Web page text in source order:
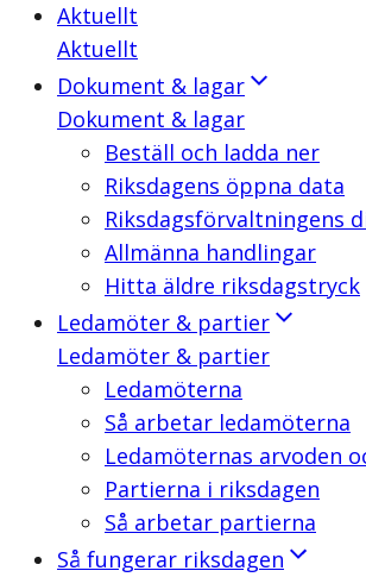
Aktuellt
Aktuellt
Dokument & lagar
Dokument & lagar
Beställ och ladda ner
Riksdagens öppna data
Riksdagsförvaltningens
Allmänna handlingar
Hitta äldre riksdagstryck
Ledamöter & partier
Ledamöter & partier
Ledamöterna
Så arbetar ledamöterna
Ledamöternas arvoden
Partierna i riksdagen
Så arbetar partierna
Så fungerar riksdagen